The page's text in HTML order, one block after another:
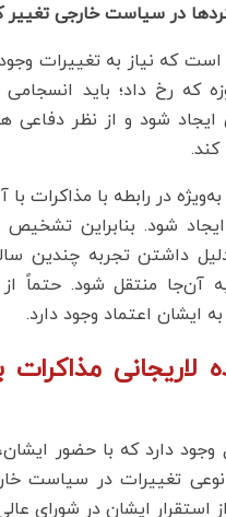
در سیاست خارجی تغییر
که نیاز به تغییرات وجود
از جنگ ۱۲ روزه که رخ داد؛ باید
ایجاد شود و از نظر دفاعی
کند.
در رابطه با مذاکرات با
ایجاد شود. بنابراین
داشتن تجربه چندین
آن‌جا منتقل شود. حتماً
ایشان اعتماد وجود دارد.
لاریجانی مذاکرات
وجود دارد که با حضور
تغییرات در سیاست
ایشان در شورای